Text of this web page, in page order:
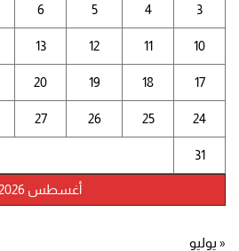
أغسطس 2026
3
4
5
6
10
11
12
13
17
18
19
20
24
25
26
27
31
« يوليو